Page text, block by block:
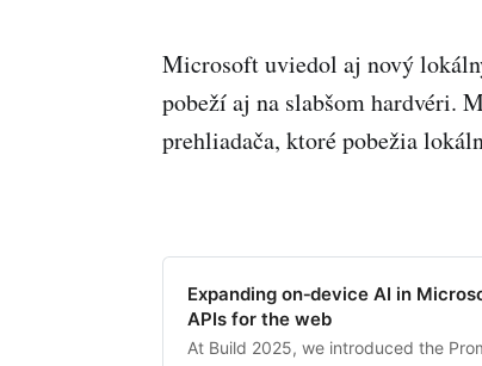
Microsoft uviedol aj nový
pobeží aj na slabšom hardvéri.
prehliadača, ktoré pobežia
Expanding on‑device AI in
APIs for the web
At Build 2025, we introduced the